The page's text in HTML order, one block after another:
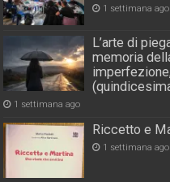
1 settimana ago
L’arte di
memoria
1 settimana ago
Riccetto e
1 settimana ago